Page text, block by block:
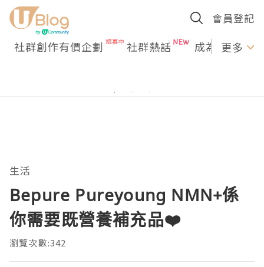
會員登記
社群創作有價企劃 社群熱話 成為U更多
生活
Bepure Pureyoung NMN+係
你需要既營養補充品❤️
瀏覽次數:342